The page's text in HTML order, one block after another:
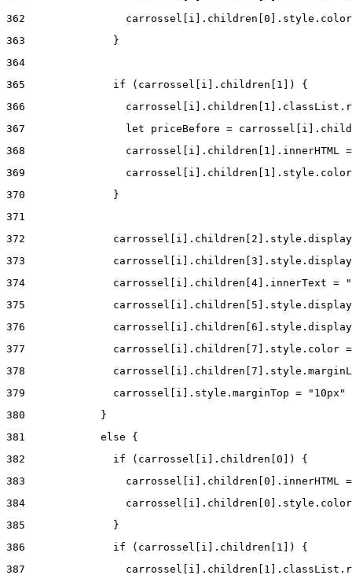
362
363
              }
364
365
              if (carrossel[i].children[1]) {
366
367
let priceBefore =
368
carrossel[i].children[1].innerHTML
369
370
              }
371
372
373
374
carrossel[i].children[4].innerText =
375
376
377
carrossel[i].children[7].style.color
378
379
              carrossel[i].style.marginTop = "10px"
380
            }
381
            else {
382
              if (carrossel[i].children[0]) {
383
carrossel[i].children[0].innerHTML
384
385
              }
386
              if (carrossel[i].children[1]) {
387